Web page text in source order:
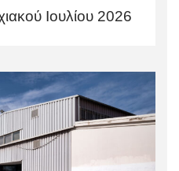
Ιουλίου 2026